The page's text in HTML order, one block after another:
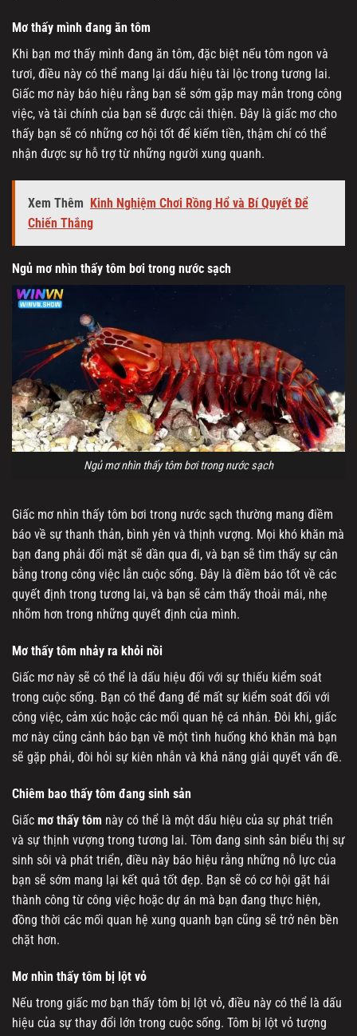
Mơ thấy mình đang ăn tôm
Khi bạn mơ thấy mình đang ăn tôm, đặc biệt nếu tôm ngon và
tươi, điều này có thể mang lại dấu hiệu tài lộc trong tương lai.
Giấc mơ này báo hiệu rằng bạn sẽ sớm gặp may mắn trong công
việc, và tài chính của bạn sẽ được cải thiện. Đây là giấc mơ cho
thấy bạn sẽ có những cơ hội tốt để kiếm tiền, thậm chí có thể
nhận được sự hỗ trợ từ những người xung quanh.
Xem Thêm Kinh Nghiệm Chơi Rồng Hổ và Bí Quyết Để
Chiến Thắng
Ngủ mơ nhìn thấy tôm bơi trong nước sạch
Ngủ mơ nhìn thấy tôm bơi trong nước sạch
Giấc mơ nhìn thấy tôm bơi trong nước sạch thường mang điềm
báo về sự thanh thản, bình yên và thịnh vượng. Mọi khó khăn mà
bạn đang phải đối mặt sẽ dần qua đi, và bạn sẽ tìm thấy sự cân
bằng trong công việc lẫn cuộc sống. Đây là điềm báo tốt về các
quyết định trong tương lai, và bạn sẽ cảm thấy thoải mái, nhẹ
nhõm hơn trong những quyết định của mình.
Mơ thấy tôm nhảy ra khỏi nồi
Giấc mơ này sẽ có thể là dấu hiệu đối với sự thiếu kiểm soát
trong cuộc sống. Bạn có thể đang để mất sự kiểm soát đối với
công việc, cảm xúc hoặc các mối quan hệ cá nhân. Đôi khi, giấc
mơ này cũng cảnh báo bạn về một tình huống khó khăn mà bạn
sẽ gặp phải, đòi hỏi sự kiên nhẫn và khả năng giải quyết vấn đề.
Chiêm bao thấy tôm đang sinh sản
Giấc mơ thấy tôm này có thể là một dấu hiệu của sự phát triển
và sự thịnh vượng trong tương lai. Tôm đang sinh sản biểu thị sự
sinh sôi và phát triển, điều này báo hiệu rằng những nỗ lực của
bạn sẽ sớm mang lại kết quả tốt đẹp. Bạn sẽ có cơ hội gặt hái
thành công từ công việc hoặc dự án mà bạn đang thực hiện,
đồng thời các mối quan hệ xung quanh bạn cũng sẽ trở nên bền
chặt hơn.
Mơ nhìn thấy tôm bị lột vỏ
Nếu trong giấc mơ bạn thấy tôm bị lột vỏ, điều này có thể là dấu
hiệu của sự thay đổi lớn trong cuộc sống. Tôm bị lột vỏ tượng